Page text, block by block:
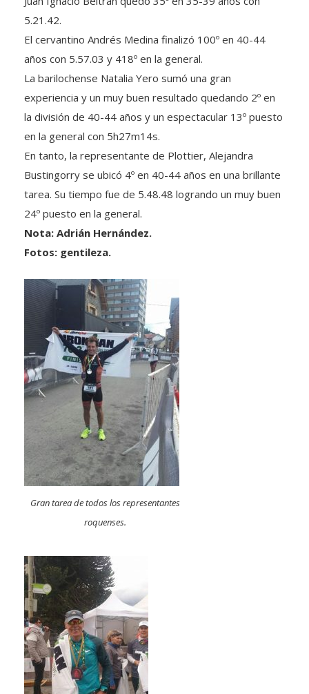
5.21.42.
El cervantino Andrés Medina finalizó 100º en 40-44
años con 5.57.03 y 418º en la general.
La barilochense Natalia Yero sumó una gran
experiencia y un muy buen resultado quedando 2º en
la división de 40-44 años y un espectacular 13º puesto
en la general con 5h27m14s.
En tanto, la representante de Plottier, Alejandra
Bustingorry se ubicó 4º en 40-44 años en una brillante
tarea. Su tiempo fue de 5.48.48 logrando un muy buen
24º puesto en la general.
Nota: Adrián Hernández.
Fotos: gentileza.
Gran tarea de todos los representantes
roquenses.